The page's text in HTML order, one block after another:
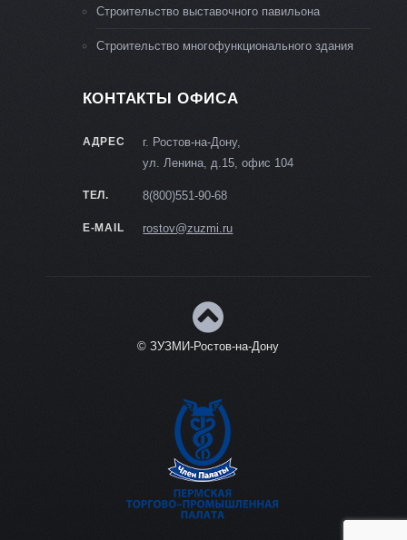
Строительство выставочного павильона
Строительство многофункционального здания
КОНТАКТЫ ОФИСА
АДРЕС
г. Ростов-на-Дону,
ул. Ленина, д.15, офис 104
ТЕЛ. 8(800)551-90-68
E-MAIL rostov@zuzmi.ru
© ЗУЗМИ-Ростов-на-Дону